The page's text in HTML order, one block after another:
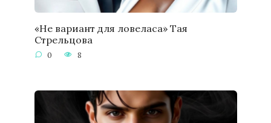
«Не вариант для ловеласа» Тая
Стрельцова
0 8